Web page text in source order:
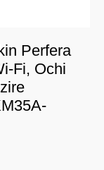
Perfera
Fi, Ochi